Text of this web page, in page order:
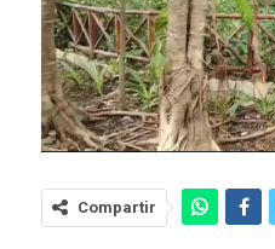
Compartir